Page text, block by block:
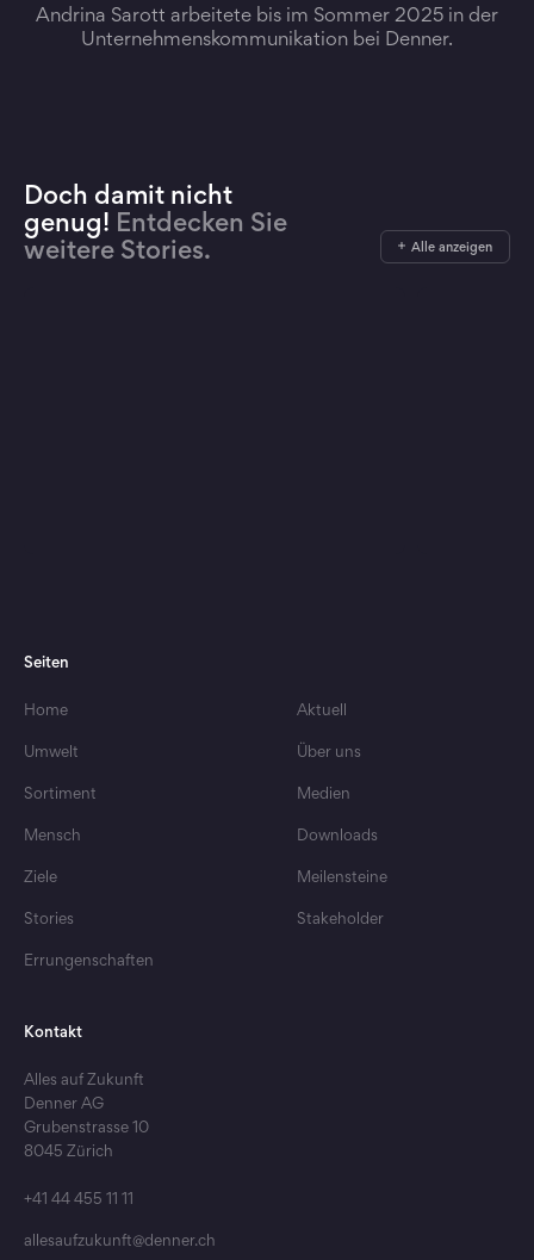
Andrina Sarott arbeitete bis im Sommer 2025 in der
Unternehmenskommunikation bei Denner.
Doch damit nicht
genug! Entdecken Sie
weitere Stories.
Alle anzeigen
Denner testet Rückgabe von
RecyBags in Filialen
Seiten
Home
Umwelt
Sortiment
Mensch
Ziele
Stories
Errungenschaften
Aktuell
Über uns
Medien
Downloads
Meilensteine
Stakeholder
Kontakt
Alles auf Zukunft
Denner AG
Grubenstrasse 10
8045 Zürich
+41 44 455 11 11
allesaufzukunft@denner.ch